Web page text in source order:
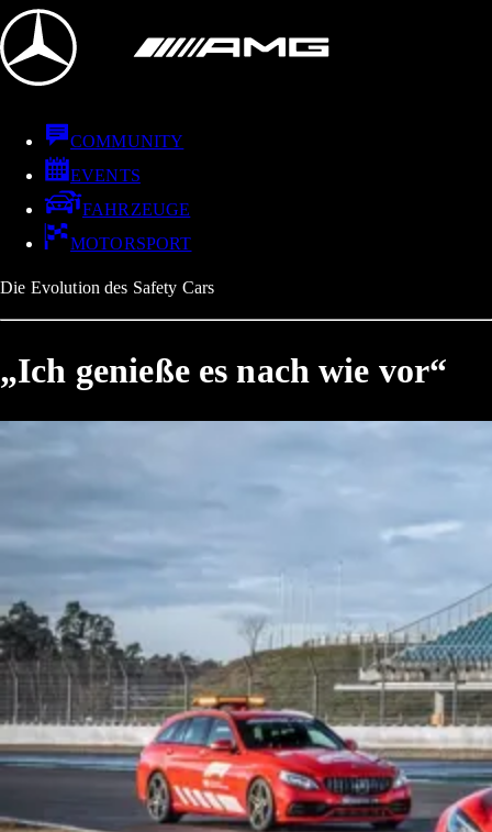
COMMUNITY
EVENTS
FAHRZEUGE
MOTORSPORT
Die Evolution des Safety Cars
„Ich genieße es nach wie vor“